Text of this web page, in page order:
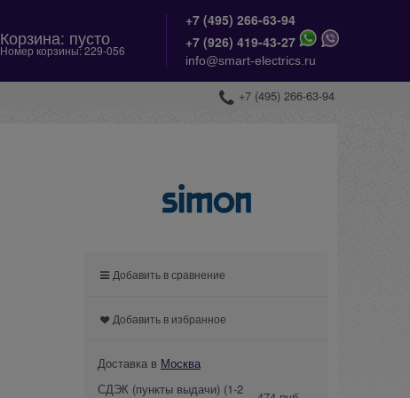
Корзина: пусто
Номер корзины: 229-056
+7 (495) 266-63-94
+7 (926) 419-43-27
info@smart-electrics.ru
+7 (495) 266-63-94
Добавить в сравнение
Добавить в избранное
Доставка в Москва
СДЭК (пункты выдачи) (1-2